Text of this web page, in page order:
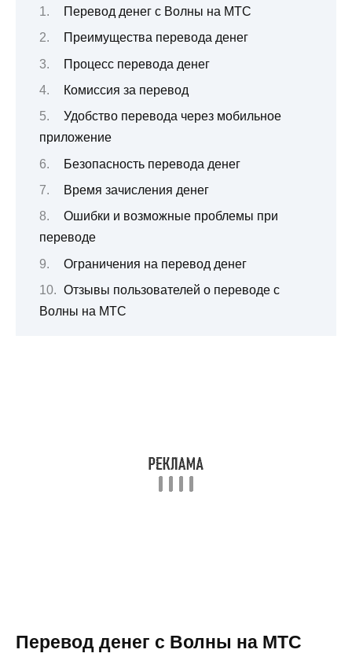
Перевод денег с Волны на МТС
Преимущества перевода денег
Процесс перевода денег
Комиссия за перевод
Удобство перевода через мобильное
приложение
Безопасность перевода денег
Время зачисления денег
Ошибки и возможные проблемы при
переводе
Ограничения на перевод денег
Отзывы пользователей о переводе с
Волны на МТС
Перевод денег с Волны на МТС